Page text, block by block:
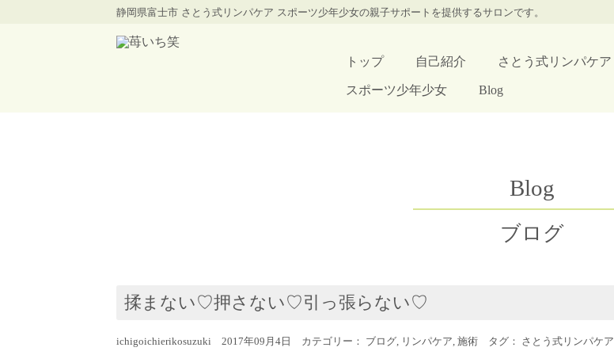
静岡県富士市 さとう式リンパケア スポーツ少年少女の親子サポートを提供するサロンです。
トップ 自己紹介 さとう式リンパケア
スポーツ少年少女 Blog
Blog
ブログ
揉まない♡押さない♡引っ張らない♡
ichigoichierikosuzuki 2017年09月4日 カテゴリー： ブログ, リンパケア, 施術 タグ： さとう式リンパケア